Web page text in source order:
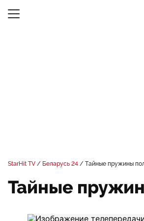
StarHit TV Беларусь 24 Тайные пружины
Тайные